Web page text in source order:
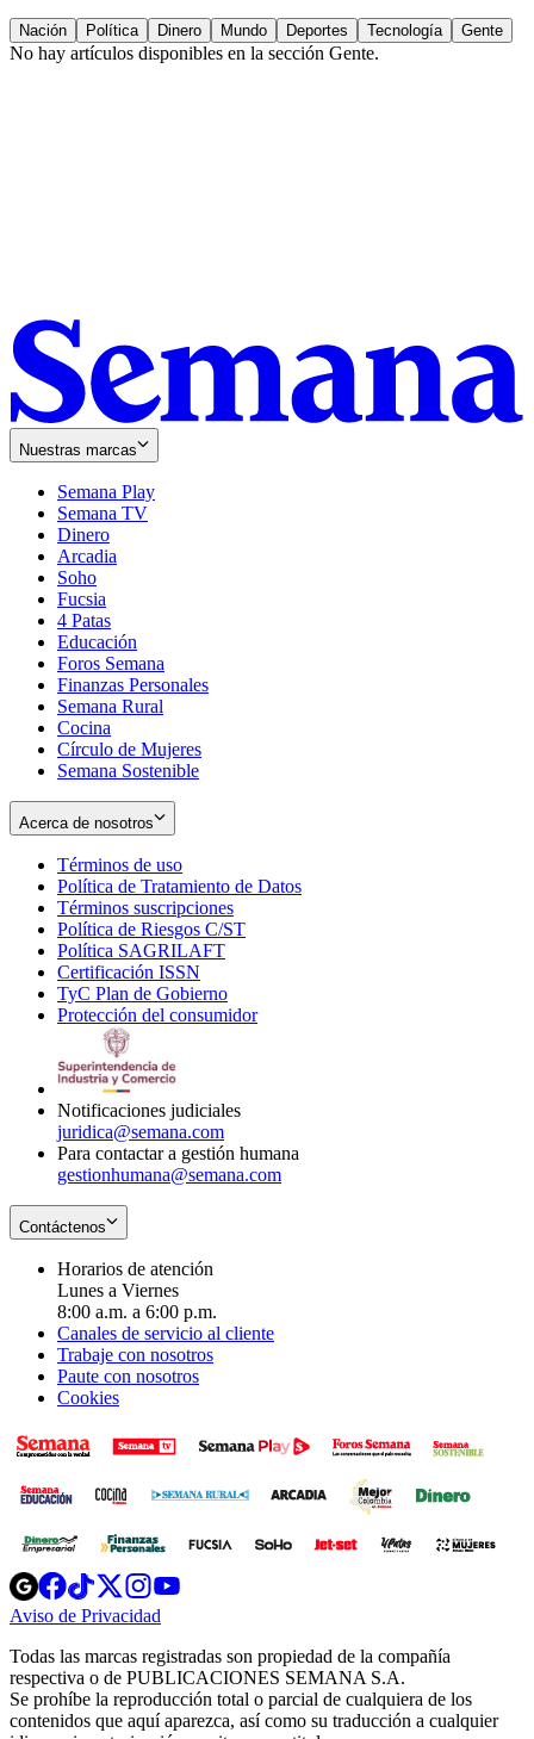
Nación Política Dinero Mundo Deportes Tecnología Gente
No hay artículos disponibles en la sección Gente.
Nuestras marcas
Semana Play
Semana TV
Dinero
Arcadia
Soho
in
new
window
Fucsia
in
new
window
4 Patas
Educación
Foros Semana
Finanzas Personales
Semana Rural
Cocina
Círculo de Mujeres
Semana Sostenible
Acerca de nosotros
Términos de uso
in
new
window
Política de Tratamiento de Datos
Términos suscripciones
in
Política de Riesgos C/ST
Política SAGRILAFT
new
window
Certificación ISSN
in
new
TyC Plan de Gobierno
in
Protección del consumidorOpens
Notificaciones judiciales
juridica@semana.com
Para contactar a gestión humana
gestionhumana@semana.com
Contáctenos
Horarios de atención
Lunes a Viernes
8:00 a.m. a 6:00 p.m.
Canales de servicio al cliente
Trabaje con nosotros
Paute con nosotros
Cookies
Opens
in
new
Opens
in
new
Opens
in
new
window
Opens
new
windowwindow
Aviso de Privacidad
new
window
Todas las marcas registradas son propiedad de la compañía
respectiva o de PUBLICACIONES SEMANA S.A.
Se prohíbe la reproducción total o parcial de cualquiera de los
contenidos que aquí aparezca, así como su traducción a cualquier